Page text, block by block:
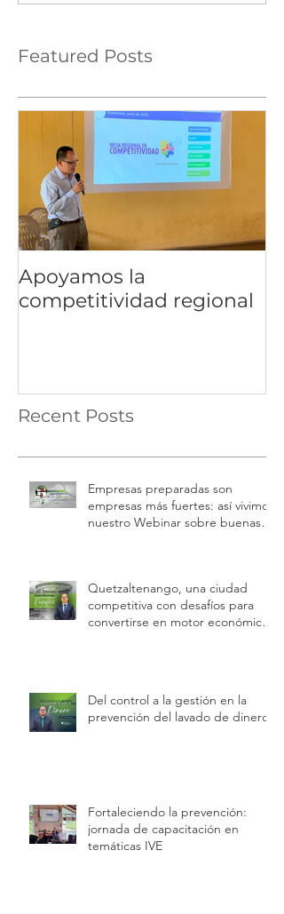
Featured Posts
Apoyamos la
competitividad regional
Recent Posts
Empresas preparadas son
empresas más fuertes: así vivimos
nuestro Webinar sobre buenas
Quetzaltenango, una ciudad
competitiva con desafíos para
convertirse en motor económico
Del control a la gestión en la
prevención del lavado de dinero
Fortaleciendo la prevención:
jornada de capacitación en
temáticas IVE